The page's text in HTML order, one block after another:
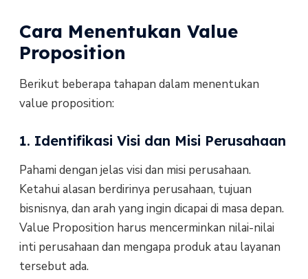
Cara Menentukan Value
Proposition
Berikut beberapa tahapan dalam menentukan
value proposition:
1. Identifikasi Visi dan Misi Perusahaan
Pahami dengan jelas visi dan misi perusahaan.
Ketahui alasan berdirinya perusahaan, tujuan
bisnisnya, dan arah yang ingin dicapai di masa depan.
Value Proposition harus mencerminkan nilai-nilai
inti perusahaan dan mengapa produk atau layanan
tersebut ada.